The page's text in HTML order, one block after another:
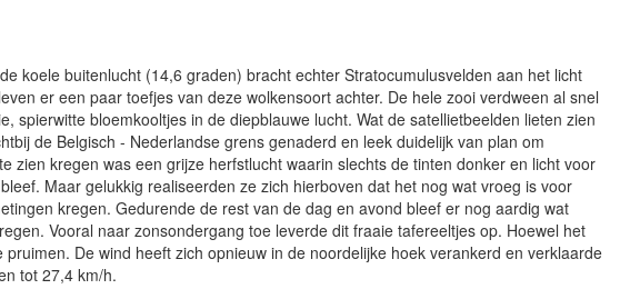
koele buitenlucht (14,6 graden) bracht echter Stratocumulusvelden aan het licht
er een paar toefjes van deze wolkensoort achter. De hele zooi verdween al snel
bloemkooltjes in de diepblauwe lucht. Wat de satellietbeelden lieten zien
de Belgisch - Nederlandse grens genaderd en leek duidelijk van plan om
kregen was een grijze herfstlucht waarin slechts de tinten donker en licht voor
Maar gelukkig realiseerden ze zich hierboven dat het nog wat vroeg is voor
kregen. Gedurende de rest van de dag en avond bleef er nog aardig wat
Vooral naar zonsondergang toe leverde dit fraaie tafereeltjes op. Hoewel het
De wind heeft zich opnieuw in de noordelijke hoek verankerd en verklaarde
tot 27,4 km/h.